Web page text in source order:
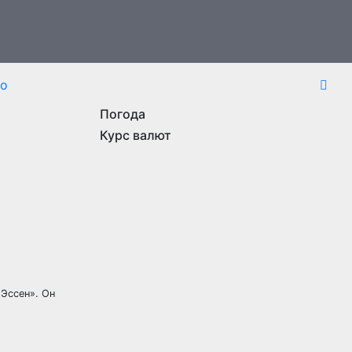
Он
Погода
Курс валют